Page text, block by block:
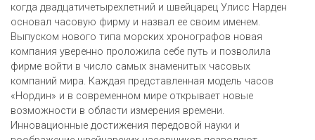
когда двадцатичетырехлетний и швейцарец Улисс Нарден
основал часовую фирму и назвал ее своим именем.
Выпуском нового типа морских хронографов новая
компания уверенно проложила себе путь и позволила
фирме войти в число самых знаменитых часовых
компаний мира. Каждая представленная модель часов
«Нордин» и в современном мире открывает новые
возможности в области измерения времени.
Инновационные достижения передовой науки и